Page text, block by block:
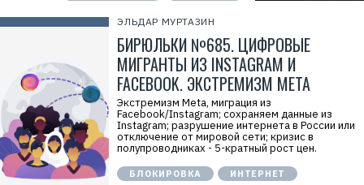
ЭЛЬДАР МУРТАЗИН
БИРЮЛЬКИ №685. ЦИФРОВЫЕ
МИГРАНТЫ ИЗ INSTAGRAM И
FACEBOOK. ЭКСТРЕМИЗМ META
Экстремизм Meta, миграция из
Facebook/Instagram; сохраняем данные из
Instagram; разрушение интернета в России или
отключение от мировой сети; кризис в
полупроводниках - 5-кратный рост цен.
БЛОКИРОВКА
ИНТЕРНЕТ